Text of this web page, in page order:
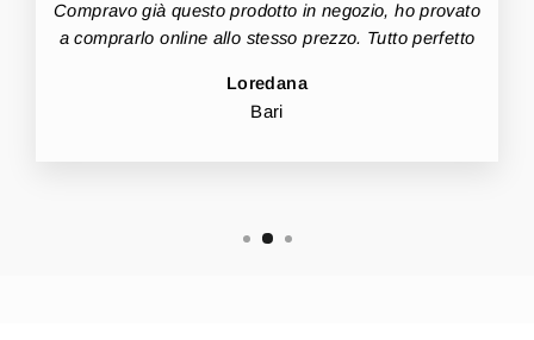
Compravo già questo prodotto in negozio, ho provato
a comprarlo online allo stesso prezzo. Tutto perfetto
Loredana
Bari